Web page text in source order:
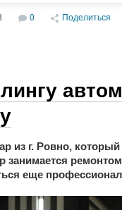
0 Поделиться
из г. Ровно,
еще